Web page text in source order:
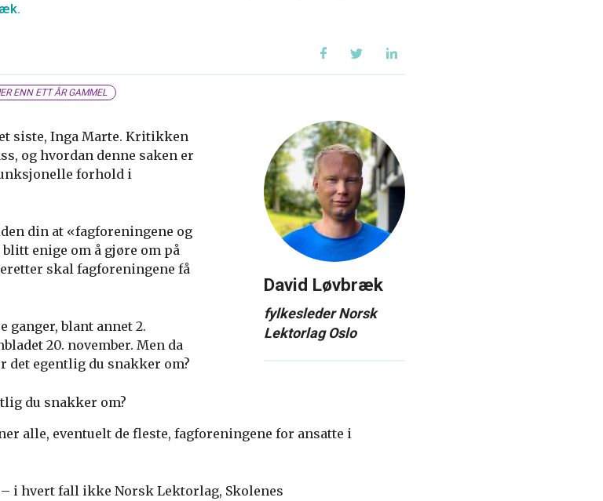
ENN ETT ÅR GAMMEL
David Løvbræk
fylkesleder Norsk
Lektorlag Oslo
siste, Inga Marte. Kritikken
og hvordan denne saken er
forhold i
din at «fagforeningene og
enige om å gjøre om på
skal fagforeningene få
ganger, blant annet 2.
20. november. Men da
det egentlig du snakker om?
du snakker om?
alle, eventuelt de fleste, fagforeningene for ansatte i
i hvert fall ikke Norsk Lektorlag, Skolenes